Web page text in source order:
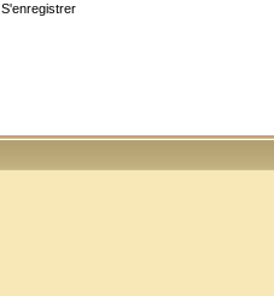
S'enregistrer